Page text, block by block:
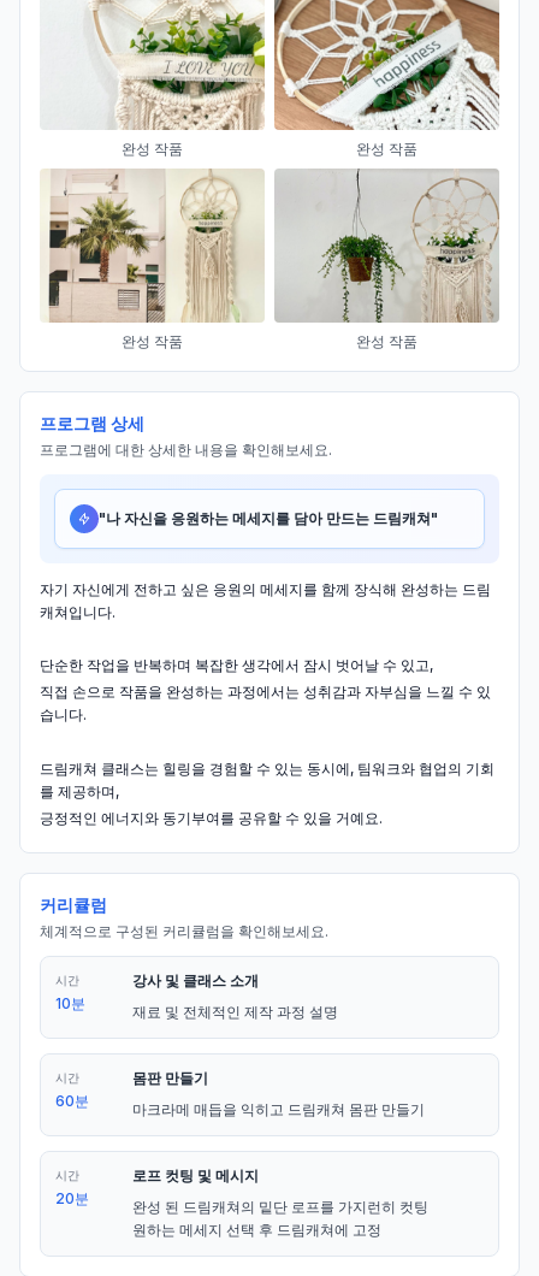
완성 작품 완성 작품
완성 작품 완성 작품
프로그램 상세
프로그램에 대한 상세한 내용을 확인해보세요.
"나 자신을 응원하는 메세지를 담아 만드는 드림캐쳐"
자기 자신에게 전하고 싶은 응원의 메세지를 함께 장식해 완성하는 드림
캐쳐입니다.
단순한 작업을 반복하며 복잡한 생각에서 잠시 벗어날 수 있고,
직접 손으로 작품을 완성하는 과정에서는 성취감과 자부심을 느낄 수 있
습니다.
드림캐쳐 클래스는 힐링을 경험할 수 있는 동시에, 팀워크와 협업의 기회
를 제공하며,
긍정적인 에너지와 동기부여를 공유할 수 있을 거예요.
커리큘럼
체계적으로 구성된 커리큘럼을 확인해보세요.
시간
10분
강사 및 클래스 소개
재료 및 전체적인 제작 과정 설명
시간
60분
몸판 만들기
마크라메 매듭을 익히고 드림캐쳐 몸판 만들기
시간
20분
로프 컷팅 및 메시지
완성 된 드림캐쳐의 밑단 로프를 가지런히 컷팅
원하는 메세지 선택 후 드림캐쳐에 고정